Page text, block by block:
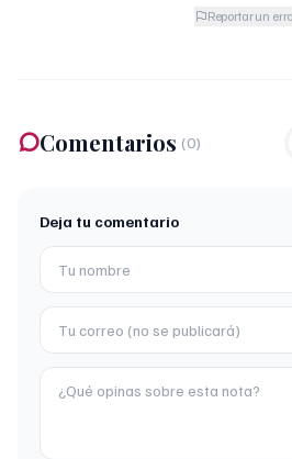
Reportar un
Comentarios (0)
Deja tu comentario